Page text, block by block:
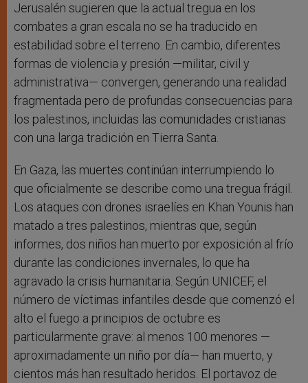
Jerusalén sugieren que la actual tregua en los
combates a gran escala no se ha traducido en
estabilidad sobre el terreno. En cambio, diferentes
formas de violencia y presión —militar, civil y
administrativa— convergen, generando una realidad
fragmentada pero de profundas consecuencias para
los palestinos, incluidas las comunidades cristianas
con una larga tradición en Tierra Santa.
En Gaza, las muertes continúan interrumpiendo lo
que oficialmente se describe como una tregua frágil.
Los ataques con drones israelíes en Khan Younis han
matado a tres palestinos, mientras que, según
informes, dos niños han muerto por exposición al frío
durante las condiciones invernales, lo que ha
agravado la crisis humanitaria. Según UNICEF, el
número de víctimas infantiles desde que comenzó el
alto el fuego a principios de octubre es
particularmente grave: al menos 100 menores —
aproximadamente un niño por día— han muerto, y
cientos más han resultado heridos. El portavoz de